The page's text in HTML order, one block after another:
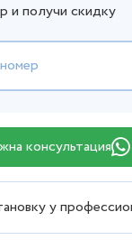
и получи скидку
консультация
у